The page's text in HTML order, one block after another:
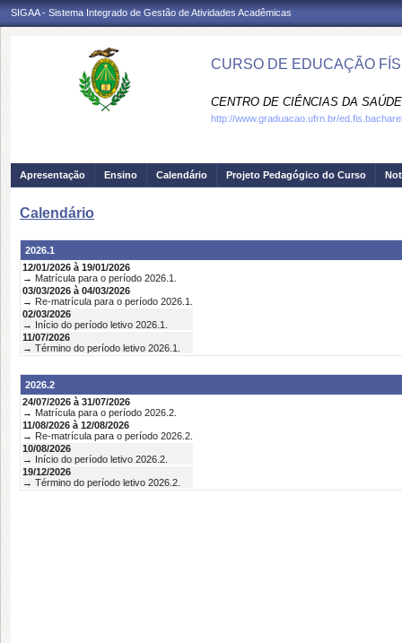
SIGAA - Sistema Integrado de Gestão de Atividades Acadêmicas
CURSO DE EDUCAÇÃO
CENTRO DE CIÊNCIAS DA
http://www.graduacao.ufrn.br/ed.fis.bacharel
Apresentação Ensino Calendário Projeto Pedagógico do Curso
Calendário
2026.1
12/01/2026 à 19/01/2026
→ Matrícula para o período 2026.1.
03/03/2026 à 04/03/2026
→ Re-matrícula para o período 2026.1.
02/03/2026
→ Início do período letivo 2026.1.
11/07/2026
→ Término do período letivo 2026.1.
2026.2
24/07/2026 à 31/07/2026
→ Matrícula para o período 2026.2.
11/08/2026 à 12/08/2026
→ Re-matrícula para o período 2026.2.
10/08/2026
→ Início do período letivo 2026.2.
19/12/2026
→ Término do período letivo 2026.2.